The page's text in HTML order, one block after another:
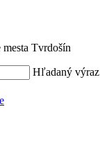
Tvrdošín
Hľadaný výraz